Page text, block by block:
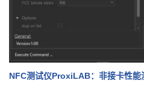
NFC测试仪ProxiLAB：非接卡性